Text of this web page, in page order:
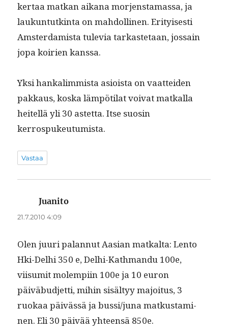
ker­taa matkan aikana mor­jen­sta­mas­sa, ja
laukun­tutk­in­ta on mah­dolli­nen. Eri­tyis­es­ti
Ams­ter­damista tule­via tarkaste­taan, jos­sain
jopa koirien kanssa.
Yksi han­kalim­mista asioista on vaat­tei­den
pakkaus, kos­ka läm­pöti­lat voivat matkalla
heit­el­lä yli 30 astet­ta. Itse suosin
kerrospukeutumista.
Vastaa
Juanito
21.7.2010 4:09
Olen juuri palan­nut Aasian matkalta: Lento
Hki-Del­hi 350 e, Del­hi-Kath­man­du 100e,
viisum­it molem­pi­in 100e ja 10 euron
päiväbud­jet­ti, mihin sisäl­tyy majoi­tus, 3
ruokaa päivässä ja bussi/juna matkus­t­a­mi­
nen. Eli 30 päivää yhteen­sä 850e.